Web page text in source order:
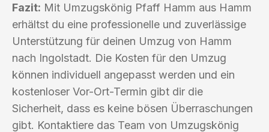
Fazit: Mit Umzugskönig Pfaff Hamm aus Hamm
erhältst du eine professionelle und zuverlässige
Unterstützung für deinen Umzug von Hamm
nach Ingolstadt. Die Kosten für den Umzug
können individuell angepasst werden und ein
kostenloser Vor-Ort-Termin gibt dir die
Sicherheit, dass es keine bösen Überraschungen
gibt. Kontaktiere das Team von Umzugskönig